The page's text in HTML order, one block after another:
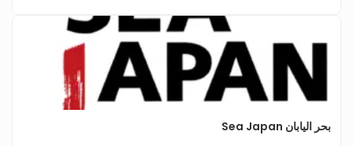
بحر اليابان Sea Japan